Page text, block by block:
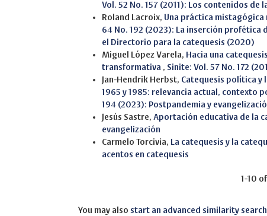
Vol. 52 No. 157 (2011): Los contenidos de
Roland Lacroix, Una práctica
64 No. 192 (2023): La inserción profética
el Directorio para la catequesis (2020)
Miguel López Varela, Hacia una
transformativa , Sinite: Vol. 57 No. 172
Jan-Hendrik Herbst, Catequesis política y
1965 y 1985: relevancia actual, contexto
194 (2023): Postpandemia y
Jesús Sastre, Aportación educativa de la
evangelización
Carmelo Torcivia, La catequesis y la
acentos en catequesis
1-10
You may also start an advanced similarity search